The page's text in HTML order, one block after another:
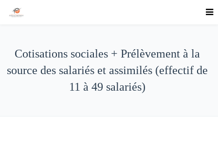
Cotisations sociales + Prélèvement à la
source des salariés et assimilés (effectif de
11 à 49 salariés)